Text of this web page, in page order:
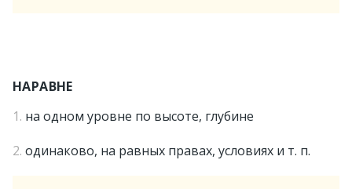
НАРАВНЕ
1. на одном уровне по высоте, глубине
2. одинаково, на равных правах, условиях и т. п.